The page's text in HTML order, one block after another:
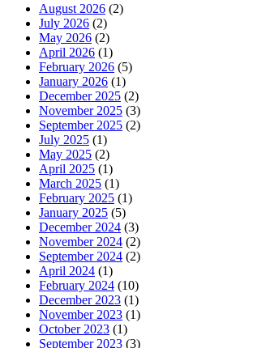
August 2026 (2)
July 2026 (2)
May 2026 (2)
April 2026 (1)
February 2026 (5)
January 2026 (1)
December 2025 (2)
November 2025 (3)
September 2025 (2)
July 2025 (1)
May 2025 (2)
April 2025 (1)
March 2025 (1)
February 2025 (1)
January 2025 (5)
December 2024 (3)
November 2024 (2)
September 2024 (2)
April 2024 (1)
February 2024 (10)
December 2023 (1)
November 2023 (1)
October 2023 (1)
September 2023 (3)